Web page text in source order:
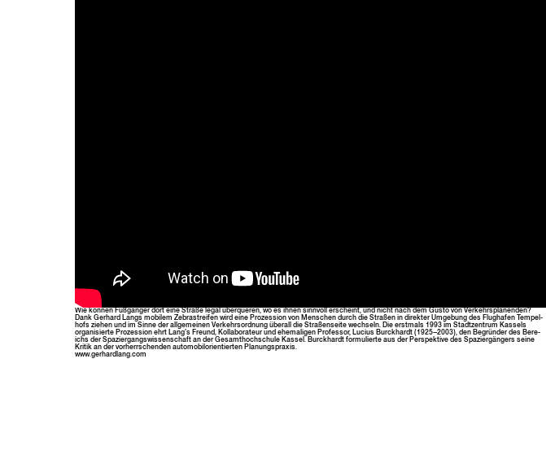
Wie kön­nen Fußgänger dort eine Straße legal über­queren, wo es ihnen sin­nvoll erscheint, und nicht nach dem Gus­to von Verkehrs­pla­nen­den?
Dank Ger­hard Langs mobilem Zebras­treifen wird eine Prozes­sion von Men­schen durch die Straßen in direk­ter Umge­bung des Flughafen Tem­pel­
hofs ziehen und im Sinne der all­ge­meinen Verkehrsor­d­nung über­all die Straßen­seite wech­seln. Die erst­mals 1993 im Stadtzen­trum Kas­sels
organ­isierte Prozes­sion ehrt Lang’s Fre­und, Kol­lab­o­ra­teur und ehe­ma­li­gen Pro­fes­sor, Lucius Bur­ck­hardt (1925–2003), den Begrün­der des Bere­
ichs der Spazier­gangswis­senschaft an der Gesamthochschule Kas­sel. Bur­ck­hardt for­mulierte aus der Per­spek­tive des Spaziergängers seine
Kri­tik an der vorherrschen­den auto­mo­bilo­ri­en­tierten Planungspraxis.
www.gerhardlang.com